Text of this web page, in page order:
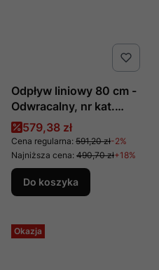
Odpływ liniowy 80 cm -
Odwracalny, nr kat.
KOS_N09D, producent
Deante
Cena promocyjna
579,38 zł
Cena regularna: 591,20 zł-2%
Najniższa cena: 490,70 zł+18%
Do koszyka
Okazja